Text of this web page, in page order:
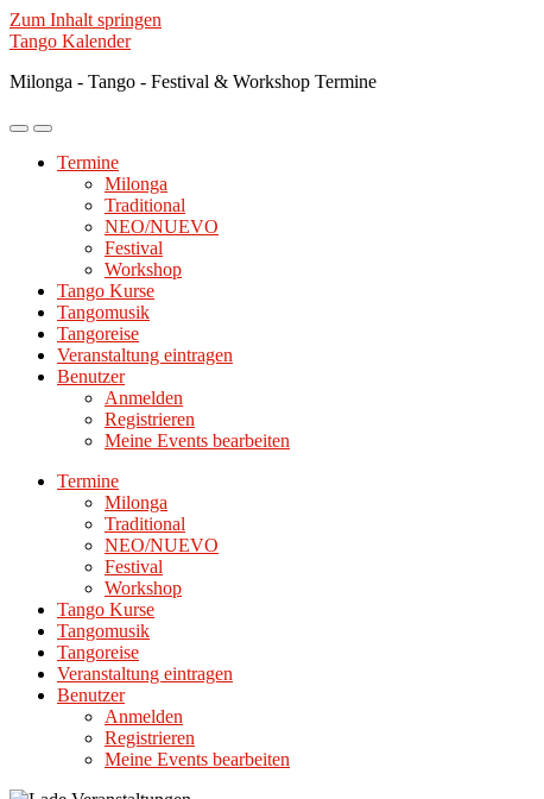
Zum Inhalt springen
Tango Kalender
Milonga - Tango - Festival & Workshop Termine
Mobile-
ein-/ausblenden
Suchfeld
ein-/ausblenden
Termine
Milonga
Traditional
NEO/NUEVO
Festival
Workshop
Tango Kurse
Tangomusik
Tangoreise
Veranstaltung eintragen
Benutzer
Anmelden
Registrieren
Meine Events bearbeiten
Termine
Milonga
Traditional
NEO/NUEVO
Festival
Workshop
Tango Kurse
Tangomusik
Tangoreise
Veranstaltung eintragen
Benutzer
Anmelden
Registrieren
Meine Events bearbeiten